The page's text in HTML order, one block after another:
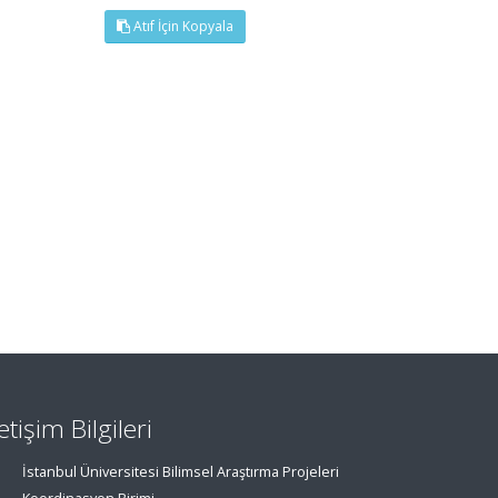
Atıf İçin Kopyala
Bilgileri
İstanbul Üniversitesi Bilimsel Araştırma Projeleri